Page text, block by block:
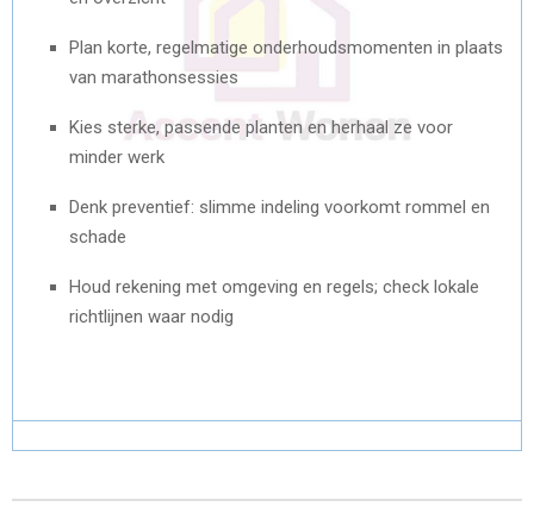
Plan korte, regelmatige onderhoudsmomenten in plaats
van marathonsessies
Kies sterke, passende planten en herhaal ze voor
minder werk
Denk preventief: slimme indeling voorkomt rommel en
schade
Houd rekening met omgeving en regels; check lokale
richtlijnen waar nodig